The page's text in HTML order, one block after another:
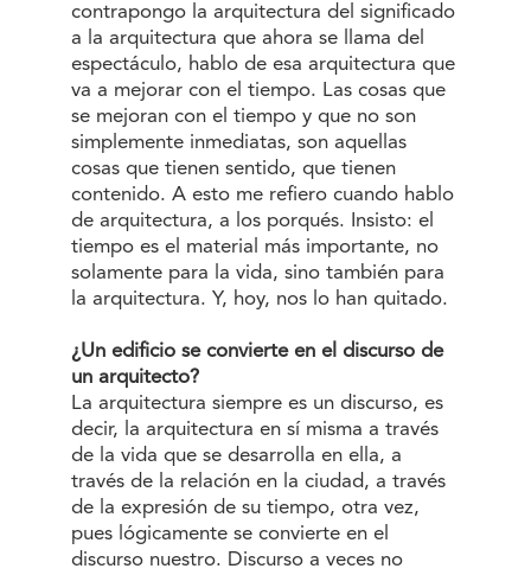
contrapongo la arquitectura del significado
a la arquitectura que ahora se llama del
espectáculo, hablo de esa arquitectura que
va a mejorar con el tiempo. Las cosas que
se mejoran con el tiempo y que no son
simplemente inmediatas, son aquellas
cosas que tienen sentido, que tienen
contenido. A esto me refiero cuando hablo
de arquitectura, a los porqués. Insisto: el
tiempo es el material más importante, no
solamente para la vida, sino también para
la arquitectura. Y, hoy, nos lo han quitado.
¿Un edificio se convierte en el discurso de
un arquitecto?
La arquitectura siempre es un discurso, es
decir, la arquitectura en sí misma a través
de la vida que se desarrolla en ella, a
través de la relación en la ciudad, a través
de la expresión de su tiempo, otra vez,
pues lógicamente se convierte en el
discurso nuestro. Discurso a veces no